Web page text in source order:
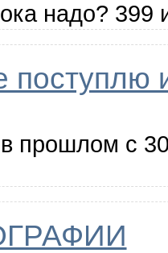
надо? 399
поступлю
в прошлом с